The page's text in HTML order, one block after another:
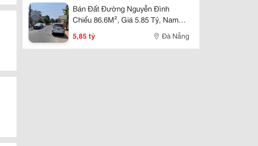
Bán Đất Đường Nguyễn Đình
Chiểu 86.6M², Giá 5.85 Tỷ, Nam
5,85 tỷ Đà Nẵng